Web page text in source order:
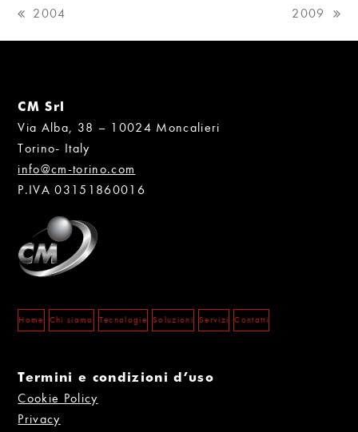
post
precedente:
2004
articolo
successivo:
2009
CM Srl
Via Alba, 38 – 10024 Moncalieri
Torino- Italy
info@cm-torino.com
P.IVA 03151860016
Home Chi siamo Tecnologie Soluzioni Servizi Contatti
Termini e condizioni d’uso
Cookie Policy
Privacy